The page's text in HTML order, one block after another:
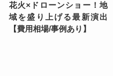
花火×ドローンショー！地
域を盛り上げる最新演出
【費用相場/事例あり】